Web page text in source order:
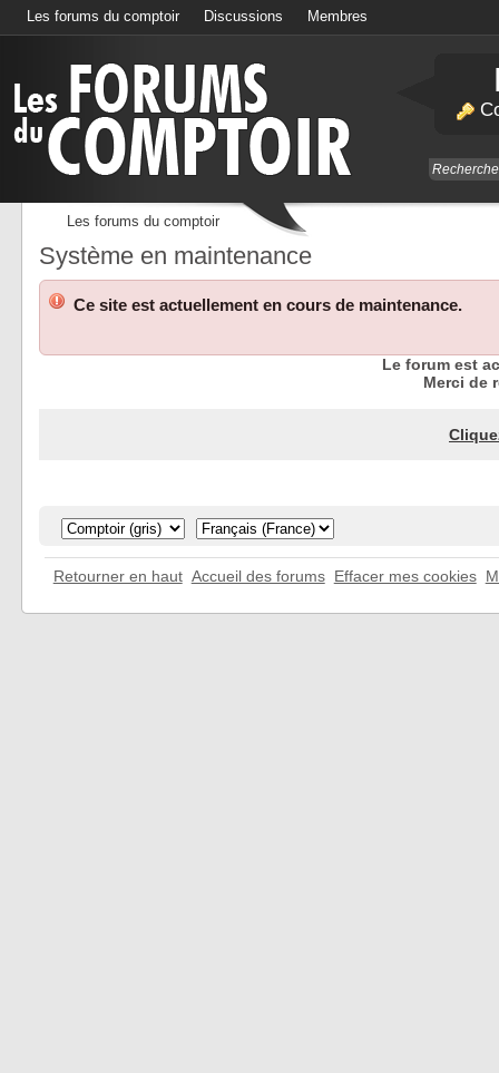
Les forums du comptoir Discussions Membres
Les forums du comptoir
Système en maintenance
Ce site est actuellement en cours de maintenance.
Le forum est
Merci de
Retourner en haut Accueil des forums Effacer mes cookies